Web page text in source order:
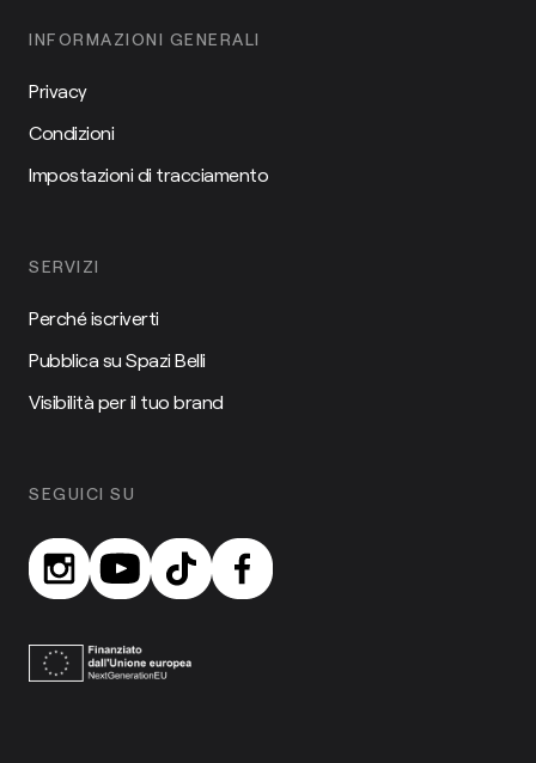
INFORMAZIONI GENERALI
Privacy
Condizioni
Impostazioni di tracciamento
SERVIZI
Perché iscriverti
Pubblica su Spazi Belli
Visibilità per il tuo brand
SEGUICI SU